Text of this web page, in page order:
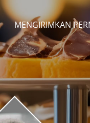
MENGIRIMKAN